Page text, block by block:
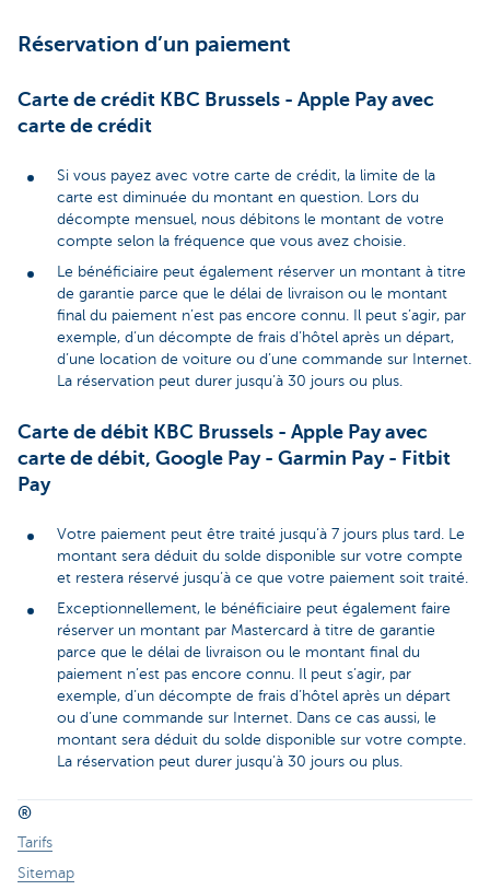
Réservation d’un paiement
Carte de crédit KBC Brussels - Apple Pay avec
carte de crédit
Si vous payez avec votre carte de crédit, la limite de la
carte est diminuée du montant en question. Lors du
décompte mensuel, nous débitons le montant de votre
compte selon la fréquence que vous avez choisie.
Le bénéficiaire peut également réserver un montant à titre
de garantie parce que le délai de livraison ou le montant
final du paiement n’est pas encore connu. Il peut s’agir, par
exemple, d’un décompte de frais d’hôtel après un départ,
d’une location de voiture ou d’une commande sur Internet.
La réservation peut durer jusqu’à 30 jours ou plus.
Carte de débit KBC Brussels - Apple Pay avec
carte de débit, Google Pay - Garmin Pay - Fitbit
Pay
Votre paiement peut être traité jusqu’à 7 jours plus tard. Le
montant sera déduit du solde disponible sur votre compte
et restera réservé jusqu’à ce que votre paiement soit traité.
Exceptionnellement, le bénéficiaire peut également faire
réserver un montant par Mastercard à titre de garantie
parce que le délai de livraison ou le montant final du
paiement n’est pas encore connu. Il peut s’agir, par
exemple, d’un décompte de frais d’hôtel après un départ
ou d’une commande sur Internet. Dans ce cas aussi, le
montant sera déduit du solde disponible sur votre compte.
La réservation peut durer jusqu’à 30 jours ou plus.
®
Tarifs
Sitemap